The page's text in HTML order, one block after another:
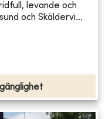
levande och
och Skäldervi...